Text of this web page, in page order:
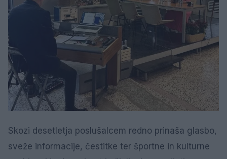
Skozi desetletja poslušalcem redno prinaša glasbo,
sveže informacije, čestitke ter športne in kulturne